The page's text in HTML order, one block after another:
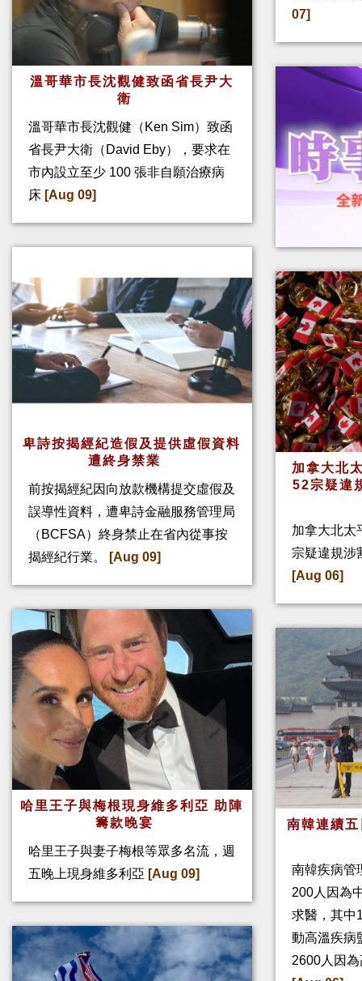
溫哥華市長沈觀健致函省長尹大
衛
溫哥華市長沈觀健（Ken Sim）致函
省長尹大衛（David Eby），要求在
市內設立至少 100 張非自願治療病
床 [Aug 09]
卑詩按揭經紀造假及提供虛假資料
遭終身禁業
前按揭經紀因向放款機構提交虛假及
誤導性資料，遭卑詩金融服務管理局
（BCFSA）終身禁止在省內從事按
揭經紀行業。
[Aug 09]
哈里王子與梅根現身維多利亞 助陣
籌款晚宴
哈里王子與妻子梅根等眾多名流，週
五晚上現身維多利亞 [Aug 09]
07]
加拿大北
52宗疑違
加拿大北太
宗疑違規涉
[Aug 06]
南韓連續
南韓疾病管
200人因為
求醫，其中
動高溫疾病
2600人因